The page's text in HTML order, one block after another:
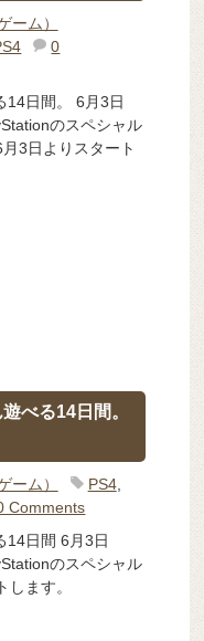
ーム）
0
14日間。 6月3日
のスペシャル
3日よりスタート
べる14日間。
ーム） PS4,
Comments
14日間 6月3日
のスペシャル
ます。